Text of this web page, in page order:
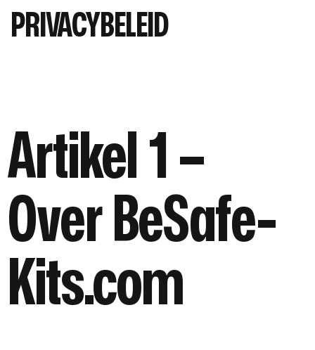
PRIVACYBELEID
Artikel 1 –
Over BeSafe-
Kits.com